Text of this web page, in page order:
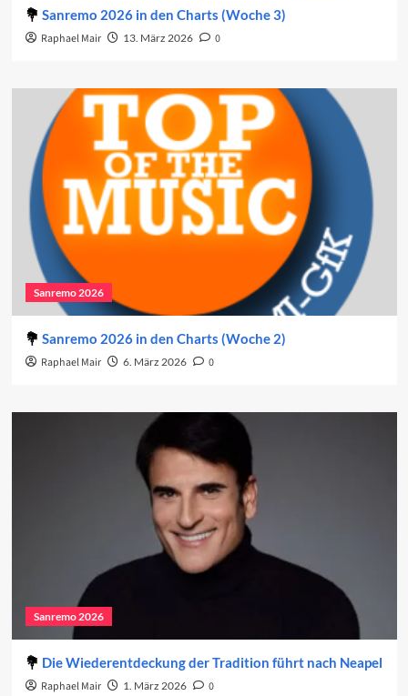
Sanremo 2026 in den Charts (Woche 3)
Raphael Mair 13. März 2026 0
Sanremo 2026
Sanremo 2026 in den Charts (Woche 2)
Raphael Mair 6. März 2026 0
Sanremo 2026
Die Wiederentdeckung der Tradition führt nach Neapel
Raphael Mair 1. März 2026 0